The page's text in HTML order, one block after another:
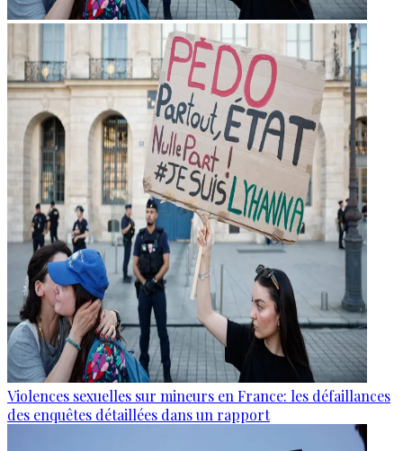
Violences sexuelles sur mineurs en France: les défaillances
des enquêtes détaillées dans un rapport